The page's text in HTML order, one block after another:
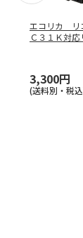
エコリカ リ
Ｃ３１Ｋ対応
3,300円
(送料別・税